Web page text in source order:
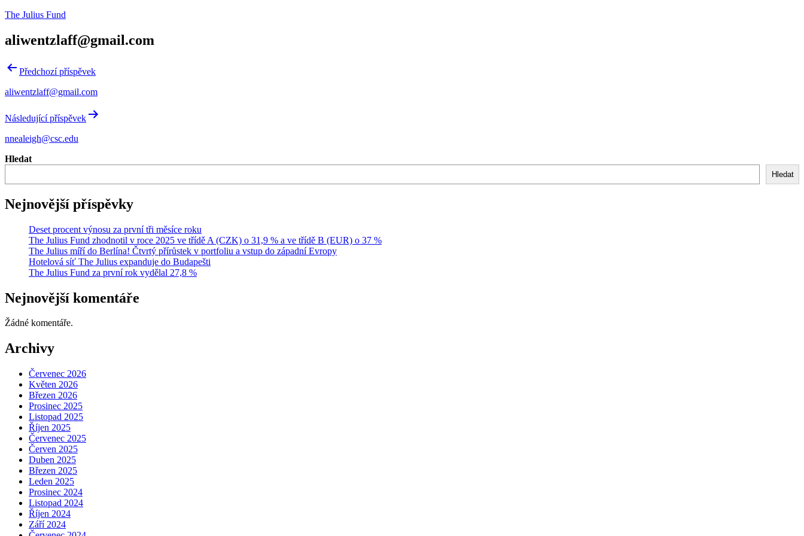
Přejít
obsahu
The Julius Fund
aliwentzlaff@gmail.com
Navigace
příspěvek
Předchozí příspěvek
aliwentzlaff@gmail.com
Následující příspěvek
nnealeigh@csc.edu
Hledat
Hledat
Nejnovější příspěvky
Deset procent výnosu za první tři měsíce roku
The Julius Fund zhodnotil v roce 2025 ve třídě A (CZK) o 31,9 % a ve třídě B (EUR) o 37 %
The Julius míří do Berlína! Čtvrtý přírůstek v portfoliu a vstup do západní Evropy
Hotelová síť The Julius expanduje do Budapešti
The Julius Fund za první rok vydělal 27,8 %
Nejnovější komentáře
Žádné komentáře.
Archivy
Červenec 2026
Květen 2026
Březen 2026
Prosinec 2025
Listopad 2025
Říjen 2025
Červenec 2025
Červen 2025
Duben 2025
Březen 2025
Leden 2025
Prosinec 2024
Listopad 2024
Říjen 2024
Září 2024